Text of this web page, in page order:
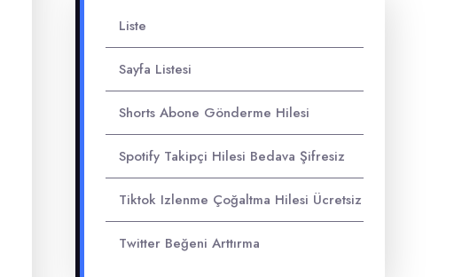
Liste
Sayfa Listesi
Shorts Abone Gönderme Hilesi
Spotify Takipçi Hilesi Bedava Şifresiz
Tiktok Izlenme Çoğaltma Hilesi Ücretsiz
Twitter Beğeni Arttırma